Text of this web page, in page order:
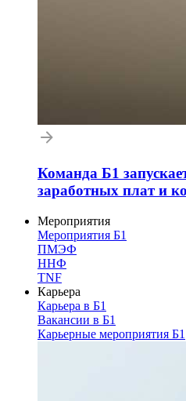
Команда Б1
заработных плат и
Мероприятия
Мероприятия Б1
ПМЭФ
ННФ
TNF
Карьера
Карьера в Б1
Вакансии в Б1
Карьерные мероприятия Б1